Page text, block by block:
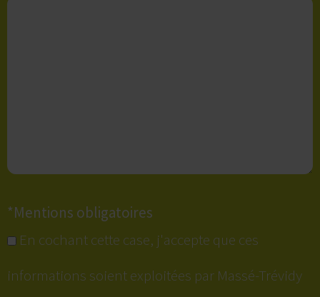
*Mentions obligatoires
En cochant cette case, j'accepte que ces
informations soient exploitées par Massé-Trévidy